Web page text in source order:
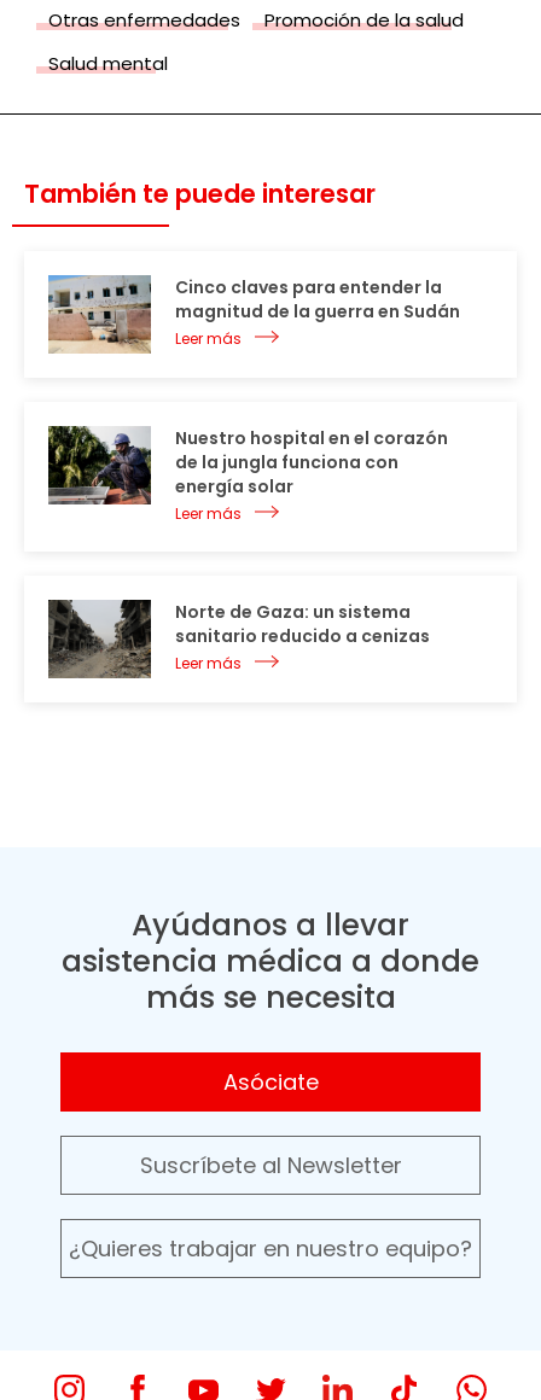
Otras enfermedades
Promoción de la salud
Salud mental
También te puede interesar
Cinco claves para entender la
magnitud de la guerra en Sudán
Leer más
Nuestro hospital en el corazón
de la jungla funciona con
energía solar
Leer más
Norte de Gaza: un sistema
sanitario reducido a cenizas
Leer más
Ayúdanos a llevar
asistencia médica a donde
más se necesita
Asóciate
Suscríbete al Newsletter
¿Quieres trabajar en nuestro equipo?